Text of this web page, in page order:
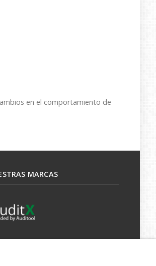
en el comportamiento de
MARCAS